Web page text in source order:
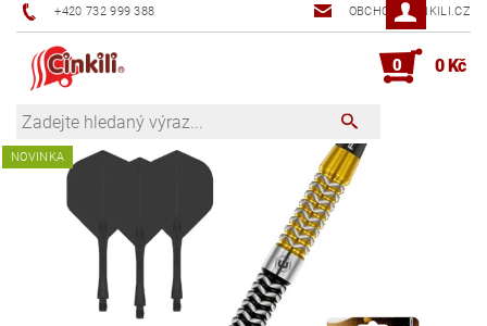
+420 732 999 388 OBCHOD@CINKILI.CZ
0 0 Kč
NOVINKA